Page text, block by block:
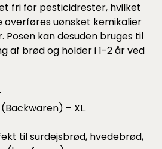
fri for pesticidrester, hvilket
overføres uønsket kemikalier
Posen kan desuden bruges til
af brød og holder i 1-2 år ved
– XL.
til surdejsbrød, hvedebrød,